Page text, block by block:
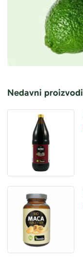
Nedavni proizvodi